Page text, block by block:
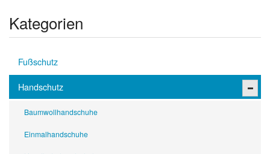
Kategorien
Fußschutz
Handschutz
Baumwollhandschuhe
Einmalhandschuhe